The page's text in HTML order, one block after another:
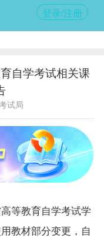
登录/注册
自学考试相关课
试局
等教育自学考试学
教材部分变更 ， 自